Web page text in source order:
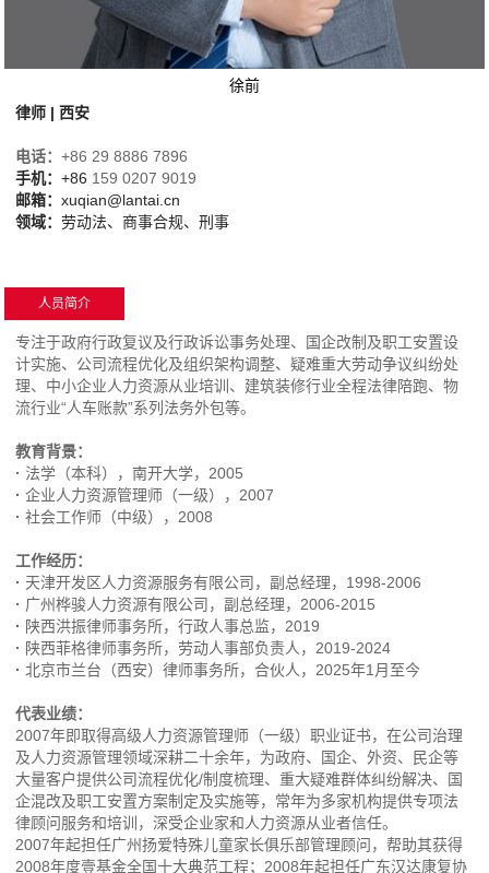
徐前
律师 | 西安
电话：+86 29 8886 7896
手机：+86 159 0207 9019
邮箱：xuqian@lantai.cn
领域：劳动法、商事合规、刑事
人员简介
专注于政府行政复议及行政诉讼事务处理、国企改制及职工安置设
计实施、公司流程优化及组织架构调整、疑难重大劳动争议纠纷处
理、中小企业人力资源从业培训、建筑装修行业全程法律陪跑、物
流行业“人车账款”系列法务外包等。
教育背景：
· 法学（本科），南开大学，2005
·企业人力资源管理师（一级），2007
·社会工作师（中级），2008
工作经历：
· 天津开发区人力资源服务有限公司，副总经理，1998-2006
· 广州桦骏人力资源有限公司，副总经理，2006-2015
· 陕西洪振律师事务所，行政人事总监，2019
· 陕西菲格律师事务所，劳动人事部负责人，2019-2024
· 北京市兰台（西安）律师事务所，合伙人，2025年1月至今
代表业绩：
2007年即取得高级人力资源管理师（一级）职业证书，在公司治理
及人力资源管理领域深耕二十余年，为政府、国企、外资、民企等
大量客户提供公司流程优化/制度梳理、重大疑难群体纠纷解决、国
企混改及职工安置方案制定及实施等，常年为多家机构提供专项法
律顾问服务和培训，深受企业家和人力资源从业者信任。
2007年起担任广州扬爱特殊儿童家长俱乐部管理顾问，帮助其获得
2008年度壹基金全国十大典范工程；2008年起担任广东汉达康复协